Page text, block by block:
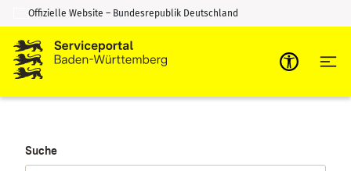
Zum Inhalt springen
Zur Suche springen
Offizielle Website – Bundesrepublik Deutschland
Suche